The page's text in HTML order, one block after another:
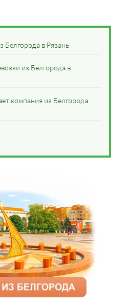
Белгорода в Рязань
из Белгорода в
компания из Белгорода